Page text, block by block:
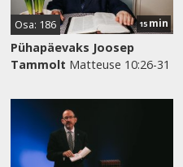
15 min
Osa: 186
Pühapäevaks Joosep
Tammolt Matteuse 10:26-31